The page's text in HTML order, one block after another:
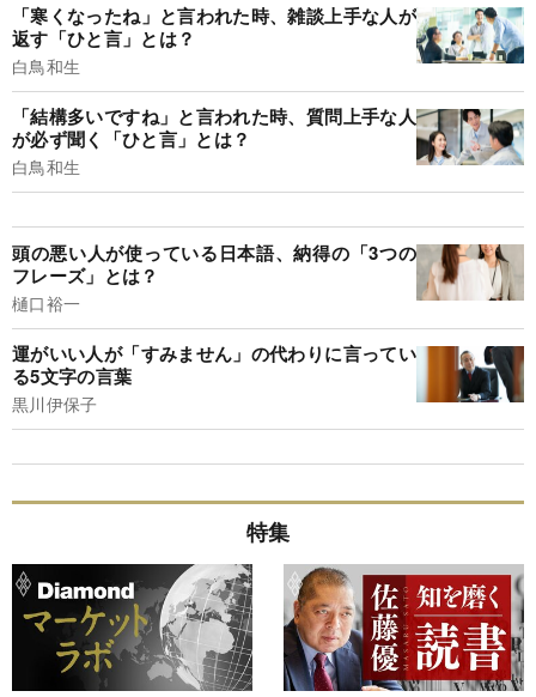
「寒くなったね」と言われた時、雑談上手な人が
返す「ひと言」とは？
白鳥和生
「結構多いですね」と言われた時、質問上手な人
が必ず聞く「ひと言」とは？
白鳥和生
頭の悪い人が使っている日本語、納得の「3つの
フレーズ」とは？
樋口裕一
運がいい人が「すみません」の代わりに言ってい
る5文字の言葉
黒川伊保子
特集